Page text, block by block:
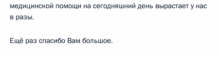
медицинской помощи на сегодняшний день вырастает у нас
в разы.
Ещё раз спасибо Вам большое.